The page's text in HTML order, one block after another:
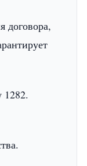
договора,